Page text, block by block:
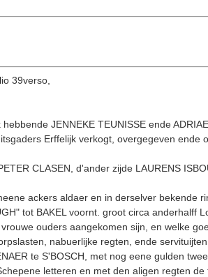
39verso,
JENNEKE TEUNISSE ende
Erffelijk verkogt, overgegeven
CLASEN, d'ander zijde LAURENS
ackers aldaer en in derselver bekende
tot BAKEL voornt. groot circa anderhalff
ouders aangekomen sijn, en welke
nabuerlijke regten, ende
te S'BOSCH, met nog eene gulden
letteren en met den aligen regten